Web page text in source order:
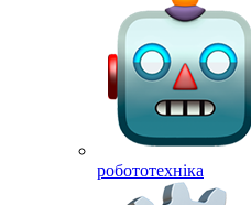
робототехніка